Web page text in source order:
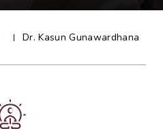
Dr. Kasun Gunawardhana